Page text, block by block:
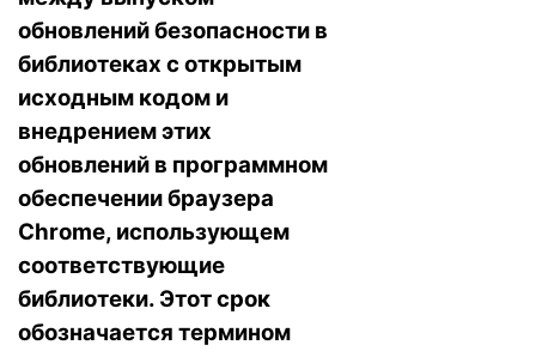
обновлений безопасности в
библиотеках с открытым
исходным кодом и
внедрением этих
обновлений в программном
обеспечении браузера
Chrome, использующем
соответствующие
библиотеки. Этот срок
обозначается термином